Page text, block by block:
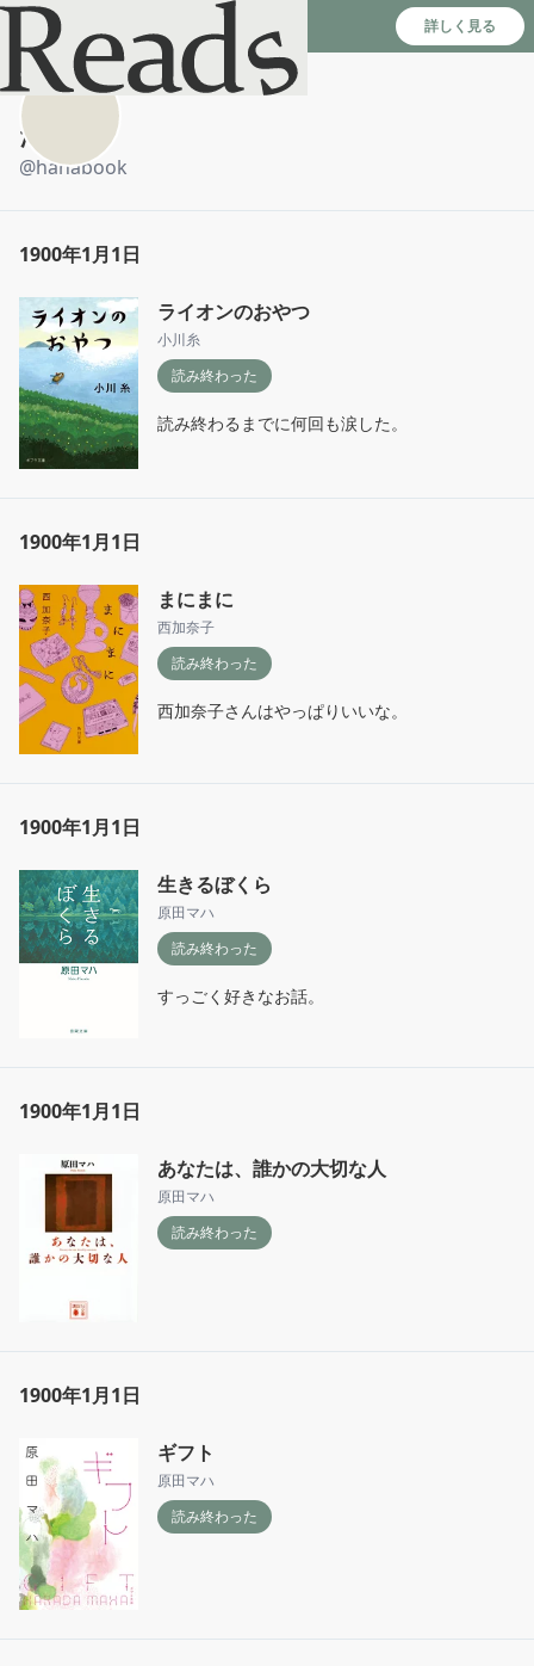
Reads - 読書のSNS＆記録アプリ 詳しく見る
たまご
@hanabook
1900年1月1日
ライオンのおやつ
小川糸
読み終わった
読み終わるまでに何回も涙した。
1900年1月1日
まにまに
西加奈子
読み終わった
西加奈子さんはやっぱりいいな。
1900年1月1日
生きるぼくら
原田マハ
読み終わった
すっごく好きなお話。
1900年1月1日
あなたは、誰かの大切な人
原田マハ
読み終わった
1900年1月1日
ギフト
原田マハ
読み終わった